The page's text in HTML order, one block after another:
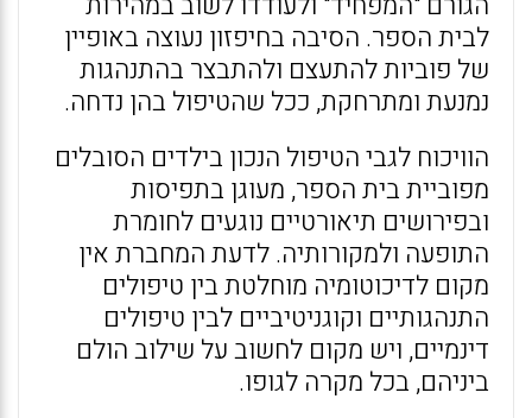
לבית הספר. הסיבה בחיפזון נעוצה באופיין
של פוביות להתעצם ולהתבצר בהתנהגות
נמנעת ומתרחקת, ככל שהטיפול בהן נדחה.
הוויכוח לגבי הטיפול הנכון בילדים הסובלים
מפוביית בית הספר, מעוגן בתפיסות
ובפירושים תיאורטיים נוגעים לחומרת
התופעה ולמקורותיה. לדעת המחברת אין
מקום לדיכוטומיה מוחלטת בין טיפולים
התנהגותיים וקוגניטיביים לבין טיפולים
דינמיים, ויש מקום לחשוב על שילוב הולם
ביניהם, בכל מקרה לגופו.